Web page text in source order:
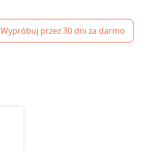
Wypróbuj przez 30 dni za darmo